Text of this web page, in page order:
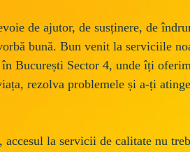
de ajutor, de susținere, de
bună. Bun venit la serviciile
București Sector 4, unde îți
rezolva problemele și a-ți
accesul la servicii de calitate nu